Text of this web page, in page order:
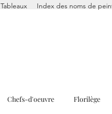
Tableaux Index des noms de
Chefs-d'oeuvre Florilège